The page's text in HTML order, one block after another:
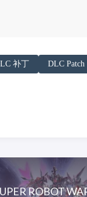
可能与原文
补丁 DLC Patch
ROBOT